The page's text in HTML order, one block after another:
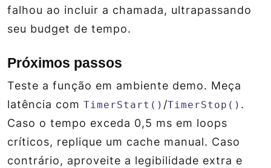
falhou ao incluir a chamada, ultrapassando
seu budget de tempo.
Próximos passos
Teste a função em ambiente demo. Meça
latência com TimerStart() /TimerStop() .
Caso o tempo exceda 0,5 ms em loops
críticos, replique um cache manual. Caso
contrário, aproveite a legibilidade extra e